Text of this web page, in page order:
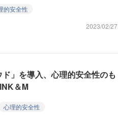
的安全性
2023/02/27
」を導入、心理的安全性のも
＆M
心理的安全性